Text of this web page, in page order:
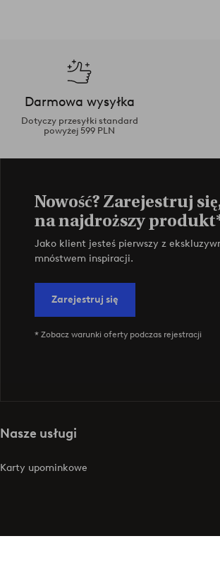
Darmowa wysyłka
Dotyczy przesyłki standard
powyżej 599 PLN
Nowość? Zarejestruj
na najdroższy
Jako klient jesteś pierwszy z
mnóstwem inspiracji.
Zarejestruj się
* Zobacz warunki oferty podczas rejestracji
Nasze usługi
Karty upominkowe